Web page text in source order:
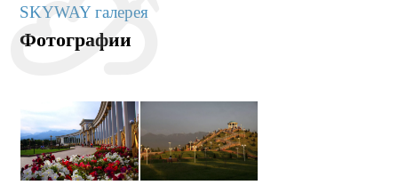
SKYWAY галерея
Фотографии